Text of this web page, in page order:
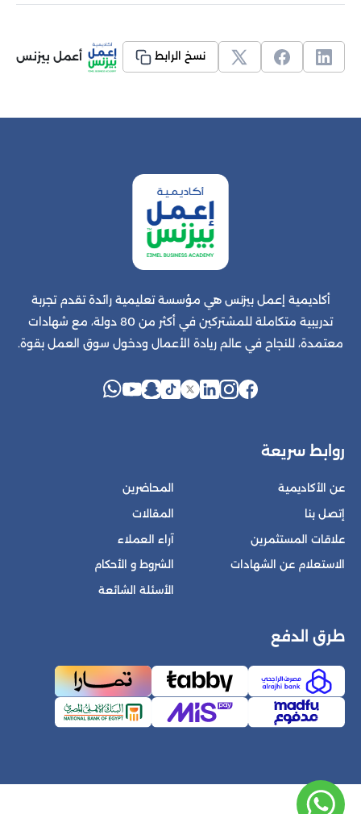
نسخ الرابط أعمل بيزنس
أكاديمية إعمل بيزنس هي مؤسسة تعليمية رائدة تقدم تجربة
تدريبية متكاملة للمشتركين في أكثر من 80 دولة، مع شهادات
معتمدة، للنجاح في عالم ريادة الأعمال ودخول سوق العمل بقوة.
روابط سريعة
عن الأكاديمية
إتصل بنا
علاقات المستثمرين
الاستعلام عن الشهادات
المحاضرين
المقالات
آراء العملاء
الشروط و الأحكام
الأسئلة الشائعة
طرق الدفع